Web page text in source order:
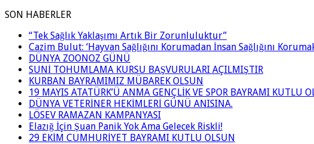
SON HABERLER
“Tek Sağlık Yaklaşımı Artık Bir Zorunluluktur”
Cazim Bulut: ‘Hayvan Sağlığını Korumadan İnsan Sağlığını
DÜNYA ZOONOZ GÜNÜ
SUNİ TOHUMLAMA KURSU BAŞVURULARI AÇILMIŞTIR
KURBAN BAYRAMIMIZ MÜBAREK OLSUN
19 MAYIS ATATÜRK’Ü ANMA GENÇLİK VE SPOR BAYRAMI KUTLU
DÜNYA VETERİNER HEKİMLERİ GÜNÜ ANISINA.
LÖSEV RAMAZAN KAMPANYASI
Elazığ İçin Şuan Panik Yok Ama Gelecek Riskli!
29 EKİM CUMHURİYET BAYRAMI KUTLU OLSUN